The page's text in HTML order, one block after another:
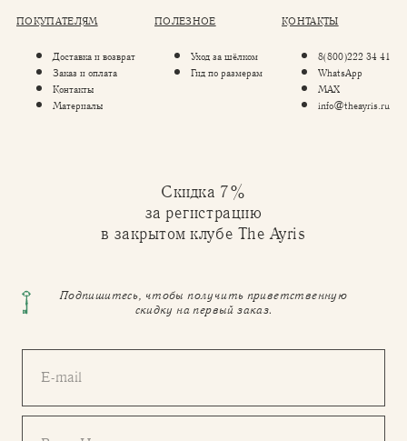
ПОКУПАТЕЛЯМ
Доставка и возврат
Заказ и оплата
Контакты
Материалы
ПОЛЕЗНОЕ
Уход за шёлком
Гид по размерам
КОНТАКТЫ
8(800)222 34 41
WhatsApp
MAX
info@theayris.ru
Скидка 7%
за регистрацию
в закрытом клубе The Ayris
Подпишитесь, чтобы получить приветственную
скидку на первый заказ.
E-mail